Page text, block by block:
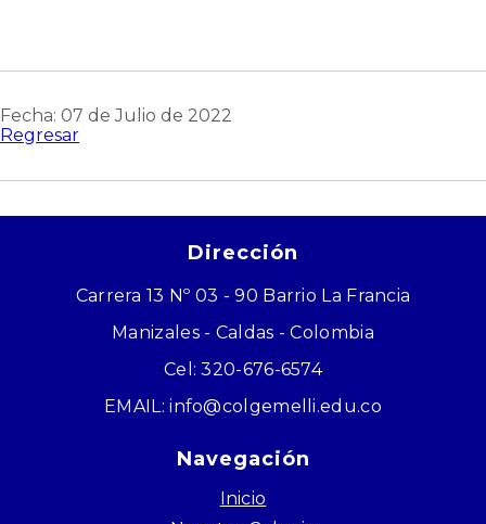
Fecha: 07 de Julio de 2022
Regresar
Dirección
Carrera 13 Nº 03 - 90 Barrio La Francia
Manizales - Caldas - Colombia
Cel: 320-676-6574
EMAIL: info@colgemelli.edu.co
Navegación
Inicio